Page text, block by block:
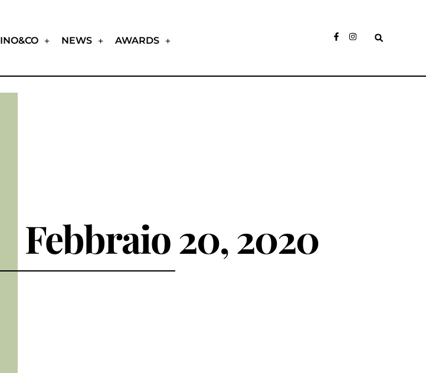
NEWS AWARDS
Febbraio 20, 2020